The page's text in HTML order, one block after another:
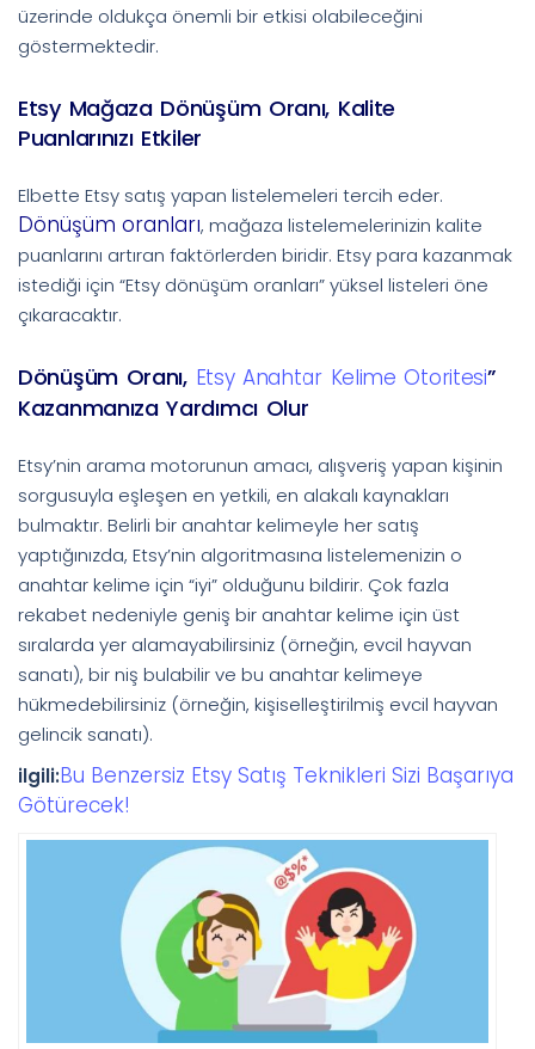
üzerinde oldukça önemli bir etkisi olabileceğini
göstermektedir.
Etsy Mağaza Dönüşüm Oranı, Kalite
Puanlarınızı Etkiler
Elbette Etsy satış yapan listelemeleri tercih eder.
Dönüşüm oranları, mağaza listelemelerinizin kalite
puanlarını artıran faktörlerden biridir. Etsy para kazanmak
istediği için “Etsy dönüşüm oranları” yüksel listeleri öne
çıkaracaktır.
Dönüşüm Oranı, Etsy Anahtar Kelime Otoritesi”
Kazanmanıza Yardımcı Olur
Etsy’nin arama motorunun amacı, alışveriş yapan kişinin
sorgusuyla eşleşen en yetkili, en alakalı kaynakları
bulmaktır. Belirli bir anahtar kelimeyle her satış
yaptığınızda, Etsy’nin algoritmasına listelemenizin o
anahtar kelime için “iyi” olduğunu bildirir. Çok fazla
rekabet nedeniyle geniş bir anahtar kelime için üst
sıralarda yer alamayabilirsiniz (örneğin, evcil hayvan
sanatı), bir niş bulabilir ve bu anahtar kelimeye
hükmedebilirsiniz (örneğin, kişiselleştirilmiş evcil hayvan
gelincik sanatı).
ilgili:Bu Benzersiz Etsy Satış Teknikleri Sizi Başarıya
Götürecek!